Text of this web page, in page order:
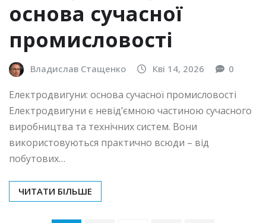
основа сучасної
промисловості
Владислав Стащенко Кві 14, 2026 0
Електродвигуни: основа сучасної промисловості
Електродвигуни є невід’ємною частиною сучасного
виробництва та технічних систем. Вони
використовуються практично всюди – від
побутових…
ЧИТАТИ БІЛЬШЕ